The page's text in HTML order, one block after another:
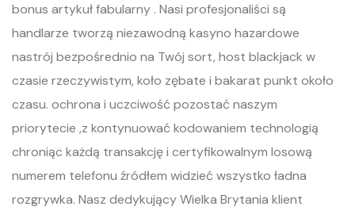
bonus artykuł fabularny . Nasi profesjonaliści są
handlarze tworzą niezawodną kasyno hazardowe
nastrój bezpośrednio na Twój sort, host blackjack w
czasie rzeczywistym, koło zębate i bakarat punkt około
czasu. ochrona i uczciwość pozostać naszym
priorytecie ,z kontynuować kodowaniem technologią
chroniąc każdą transakcję i certyfikowalnym losową
numerem telefonu źródłem widzieć wszystko ładna
rozgrywka. Nasz dedykujący Wielka Brytania klient